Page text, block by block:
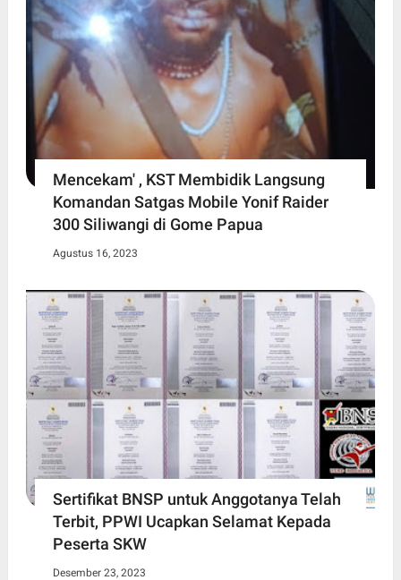
Mencekam' , KST Membidik Langsung
Komandan Satgas Mobile Yonif Raider
300 Siliwangi di Gome Papua
Agustus 16, 2023
Sertifikat BNSP untuk Anggotanya Telah
Terbit, PPWI Ucapkan Selamat Kepada
Peserta SKW
Desember 23, 2023